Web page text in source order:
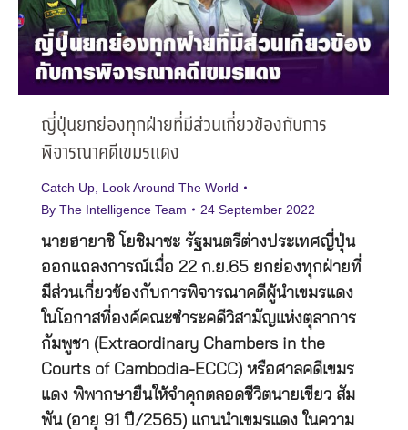
ญี่ปุ่นยกย่องทุกฝ่ายที่มีส่วนเกี่ยวข้องกับการ
พิจารณาคดีเขมรแดง
Catch Up Look Around The World
By The Intelligence Team 24 September 2022
นายฮายาชิ โยชิมาซะ รัฐมนตรีต่างประเทศญี่ปุ่น
ออกแถลงการณ์เมื่อ 22 ก.ย.65 ยกย่องทุกฝ่ายที่
มีส่วนเกี่ยวข้องกับการพิจารณาคดีผู้นำเขมรแดง
ในโอกาสที่องค์คณะชำระคดีวิสามัญแห่งตุลาการ
กัมพูชา (Extraordinary Chambers in the
Courts of Cambodia-ECCC) หรือศาลคดีเขมร
แดง พิพากษายืนให้จำคุกตลอดชีวิตนายเขียว สัม
พัน (อายุ 91 ปี/2565) แกนนำเขมรแดง ในความ